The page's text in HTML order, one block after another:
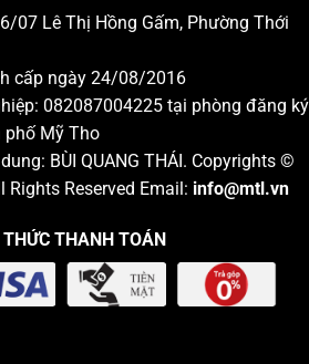
07 Lê Thị Hồng Gấm, Phường Thới
cấp ngày 24/08/2016
082087004225 tại phòng đăng ký
phố Mỹ Tho
BÙI QUANG THÁI. Copyrights ©
Rights Reserved Email: info@mtl.vn
THANH TOÁN